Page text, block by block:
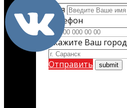
Имя
Телефон
Укажите Ваш город
Отправить